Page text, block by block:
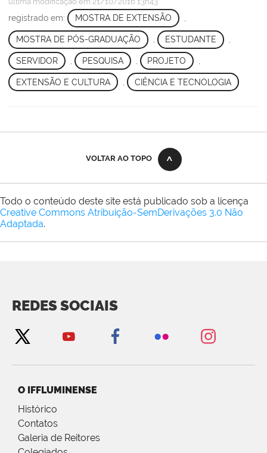
registrado em: MOSTRA DE EXTENSÃO ,
MOSTRA DE PÓS-GRADUAÇÃO ESTUDANTE
SERVIDOR PESQUISA PROJETO
EXTENSÃO E CULTURA CIÊNCIA E TECNOLOGIA
VOLTAR AO TOPO
Todo o conteúdo deste site está publicado sob a licença
Creative Commons Atribuição-SemDerivações 3.0 Não
Adaptada.
REDES SOCIAIS
O IFFLUMINENSE
Histórico
Contatos
Galeria de Reitores